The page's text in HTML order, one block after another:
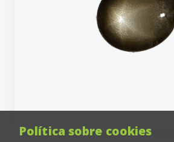
Política sobre cookies